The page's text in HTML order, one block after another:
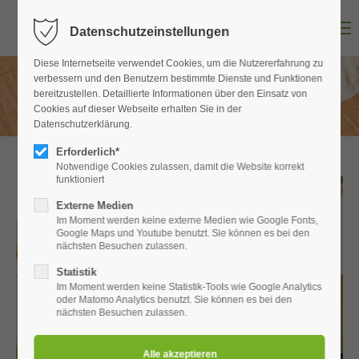
Login
Benutzername
Passwort
Anmelden
Register
Support
Lorem ipsum dolor sit amet:
Datenschutzeinstellungen
Diese Internetseite verwendet Cookies, um die Nutzererfahrung zu
verbessern und den Benutzern bestimmte Dienste und Funktionen
bereitzustellen. Detaillierte Informationen über den Einsatz von
Cookies auf dieser Webseite erhalten Sie in der
Datenschutzerklärung.
Erforderlich*
Notwendige Cookies zulassen, damit die Website korrekt
funktioniert
Externe Medien
Im Moment werden keine externe Medien wie Google Fonts,
Google Maps und Youtube benutzt. Sie können es bei den
nächsten Besuchen zulassen.
Statistik
Im Moment werden keine Statistik-Tools wie Google Analytics
oder Matomo Analytics benutzt. Sie können es bei den
nächsten Besuchen zulassen.